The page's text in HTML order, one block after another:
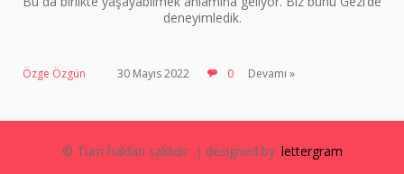
deneyimledik.
Özge Özgün 30 Mayıs 2022 0 Devamı »
© Tüm hakları saklıdır. | designed by: lettergram